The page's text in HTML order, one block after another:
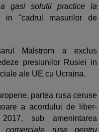
gasi solutii practice la
in ''cadrul masurilor de
Malstrom a exclus
presiunilor Rusiei in
ale UE cu Ucraina.
partea rusa ceruse
a acordului de liber-
sub amenintarea
comerciale ruse pentru